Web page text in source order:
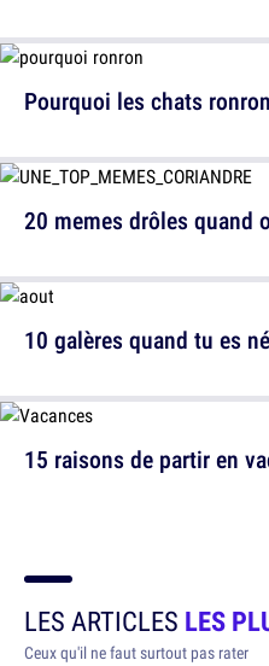
Pourquoi les chats
10 galères quand tu es
20 memes drôles quand
15 raisons de partir en
LES ARTICLES LES
Ceux qu'il ne faut surtout pas rater